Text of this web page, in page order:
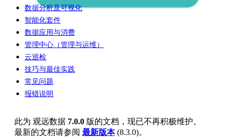
数据分析及可视化
智能化套件
数据应用与消费
管理中心（管理与运维）
云巡检
技巧与最佳实践
常见问题
报错说明
此为 观远数据 7.0.0 版的文档，现已不再积极维护。
最新的文档请参阅 最新版本(8.3.0)。